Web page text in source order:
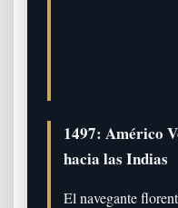
1497: Américo
hacia las Indias
El navegante